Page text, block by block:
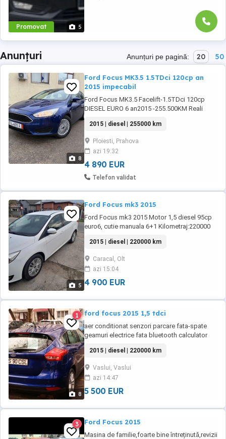
Promovat 5
Anunțuri Anunțuri pe pagină: 20 50
8
Ford Focus MK3.5 1.5TDci 120cp an
2015 impecabil
Ford Focus MK3.5 Facelift-1.5TDci 120cp
DIESEL EURO 6 an2015 -255.500KM Reali
doveditoare!!! -Cumparata de la privat unic
proprietar -Capacitate: 1496 cm3 DIESEL;
Putere: 81kw 120cp fara Adblue -Dotari: -
senzor de ploaie și lumina cu functia follow
me ...
2015 | diesel | 255000 km
Ploiesti, Prahova
azi 19:32
4 890 EUR
Telefon validat
5
Ford Focus mk3 2015
Ford Focus mk3 2015 Motor 1,5 diesel 95cp
euro6, cutie manuala 6+1 Kilometraj:220000
necesita nici investiție în viitorul apropiat,
deoarece are schimbate chit ambreiaj și
distribuție cu factura service, amortizoare
fata și spate cu flanșe, brațe fata spate, ...
2015 | diesel | 220000 km
Caracal, Olt
azi 15:04
4 900 EUR
8
1 ford focus 2015 1,5 tdci
aer conditionat senzori parcare fata-spate
geamuri electrice fata bluetooth calculator
,cmenzi pe volan pilot automat oglinzi
reglabile electric jante aliaj sistem
monitorizare presiune in pneuri isofix
servodirectie ,start&stop ,abs,esp
2015 | diesel | 220000 km
Vaslui, Vaslui
azi 14:47
5 500 EUR
3 Ford Focus 2015
Masina de familie,foarte bine întreținută,revizii